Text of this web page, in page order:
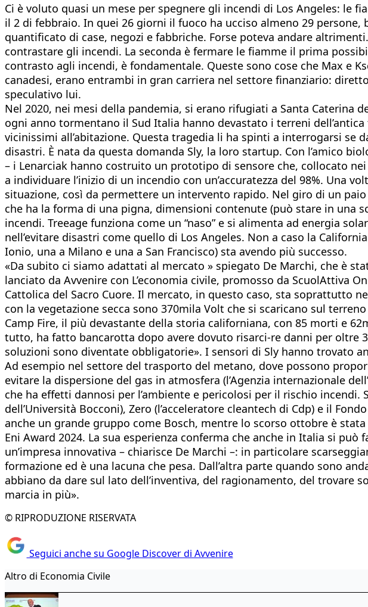
Ci è voluto quasi un mese per spegnere gli incendi di Los Angeles: le
il 2 di febbraio. In quei 26 giorni il fuoco ha ucciso almeno 29
quantificato di case, negozi e fabbriche. Forse poteva andare
contrastare gli incendi. La seconda è fermare le fiamme il prima
contrasto agli incendi, è fondamentale. Queste sono cose che Max e
canadesi, erano entrambi in gran carriera nel settore finanziario:
speculativo lui.
Nel 2020, nei mesi della pandemia, si erano rifugiati a Santa Caterina
ogni anno tormentano il Sud Italia hanno devastato i terreni
vicinissimi all’abitazione. Questa tragedia li ha spinti a interrogarsi
disastri. È nata da questa domanda Sly, la loro startup. Con l’amico
– i Lenarciak hanno costruito un prototipo di sensore che, collocato
a individuare l’inizio di un incendio con un’accuratezza del 98%. Una
situazione, così da permettere un intervento rapido. Nel giro di un
che ha la forma di una pigna, dimensioni contenute (può stare in una
incendi. Treeage funziona come un “naso” e si alimenta ad energia
nell’evitare disastri come quello di Los Angeles. Non a caso la
Ionio, una a Milano e una a San Francisco) sta avendo più successo.
«Da subito ci siamo adattati al mercato » spiegato De Marchi, che è
lanciato da Avvenire con L’economia civile, promosso da ScuolAttiva
Cattolica del Sacro Cuore. Il mercato, in questo caso, sta soprattutto
con la vegetazione secca sono 370mila Volt che si scaricano sul
Camp Fire, il più devastante della storia californiana, con 85 morti e
tutto, ha fatto bancarotta dopo avere dovuto risarci-re danni per oltre
soluzioni sono diventate obbligatorie». I sensori di Sly hanno trovato
Ad esempio nel settore del trasporto del metano, dove possono
evitare la dispersione del gas in atmosfera (l’Agenzia internazionale
che ha effetti dannosi per l’ambiente e pericolosi per il rischio
dell’Università Bocconi), Zero (l’acceleratore cleantech di Cdp) e il
anche un grande gruppo come Bosch, mentre lo scorso ottobre è
Eni Award 2024. La sua esperienza conferma che anche in Italia si
un’impresa innovativa – chiarisce De Marchi –: in particolare
formazione ed è una lacuna che pesa. Dall’altra parte quando sono
abbiano da dare sul lato dell’inventiva, del ragionamento, del trovare
marcia in più».
© RIPRODUZIONE RISERVATA
Seguici anche su Google Discover di Avvenire
Altro di Economia Civile